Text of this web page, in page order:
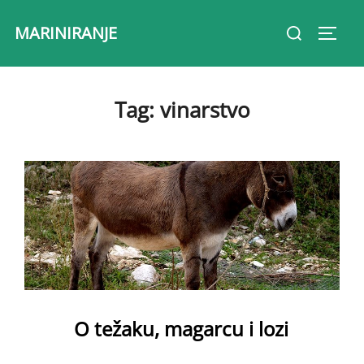
MARINIRANJE
Search
Tag: vinarstvo
O težaku, magarcu i lozi